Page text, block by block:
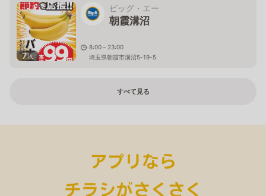
7枚
ビッグ・エー
朝霞溝沼
8:00～23:00
埼玉県朝霞市溝沼5-19-5
すべて見る